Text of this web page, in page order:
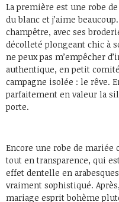
La première est une robe
du blanc et j’aime
champêtre, avec ses
décolleté plongeant chic à
ne peux pas m’empêcher
authentique, en petit
campagne isolée : le rêve.
parfaitement en valeur la
porte.
Encore une robe de mariée
tout en transparence, qui
effet dentelle en
vraiment sophistiqué.
mariage esprit bohème